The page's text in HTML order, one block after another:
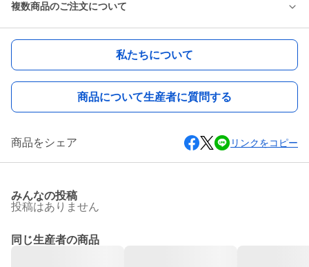
複数商品のご注文について
私たちについて
商品について生産者に質問する
商品をシェア リンクをコピー
みんなの投稿
投稿はありません
同じ生産者の商品